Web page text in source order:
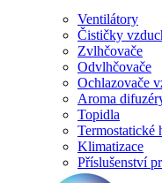
Ventilátory
Čističky
Zvlhčovače
Odvlhčovače
Ochlazovače
Aroma
Topidla
Termostatické
Klimatizace
Příslušenství